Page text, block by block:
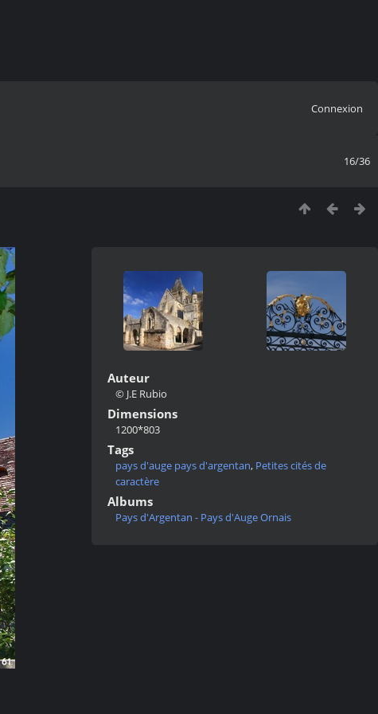
Connexion
16/36
Auteur
© J.E Rubio
Dimensions
1200*803
Tags
pays d'auge pays d'argentan, Petites cités de
caractère
Albums
Pays d'Argentan - Pays d'Auge Ornais